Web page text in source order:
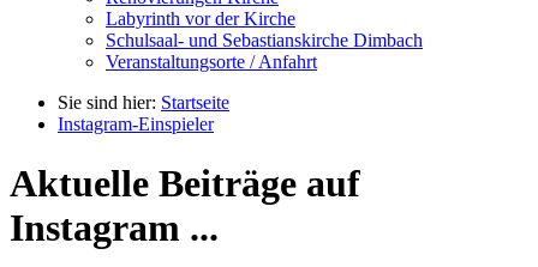
Labyrinth vor der Kirche
Schulsaal- und Sebastianskirche Dimbach
Veranstaltungsorte / Anfahrt
Sie sind hier: Startseite
Instagram-Einspieler
Aktuelle Beiträge auf
Instagram ...